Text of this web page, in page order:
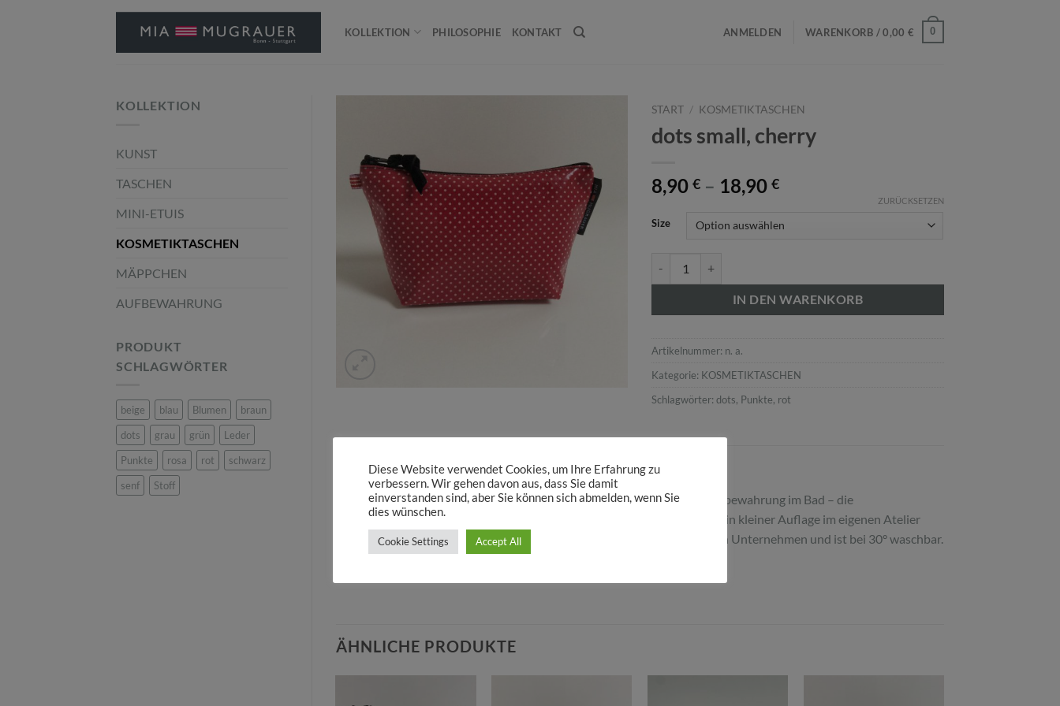
KOLLEKTION PHILOSOPHIE KONTAKT ANMELDEN WARENKORB /0,00 € 0
KOLLEKTION
KUNST
TASCHEN
MINI-ETUIS
KOSMETIKTASCHEN
MÄPPCHEN
AUFBEWAHRUNG
PRODUKT
SCHLAGWÖRTER
beige blau Blumen
braun
dots
grau grün
Leder
Punkte
rosa rot
schwarz
senf
Stoff
START / KOSMETIKTASCHEN
dots small, cherry
8,90€ – 18,90€
Size
ZURÜCKSETZEN
IN DEN WARENKORB
Artikelnummer: n. a.
Kategorie: KOSMETIKTASCHEN
Schlagwörter:dots, Punkte, rot
Ob als Reisebegleiter für deine Kosmetik, Taschenorganizer oder zur Aufbewahrung im Bad – die
Kosmetiktaschen erweisen sich als ästhetischer Alleskönner. Sie werden in kleiner Auflage im eigenen Atelier
handgefertigt. Die beschichtete Baumwolle stammt von einem dänischen Unternehmen und ist bei 30° waschbar.
ÄHNLICHE PRODUKTE
Diese Website verwendet Cookies, um Ihre Erfahrung zu
verbessern. Wir gehen davon aus, dass Sie damit
einverstanden sind, aber Sie können sich abmelden, wenn Sie
dies wünschen.
Cookie Settings Accept All